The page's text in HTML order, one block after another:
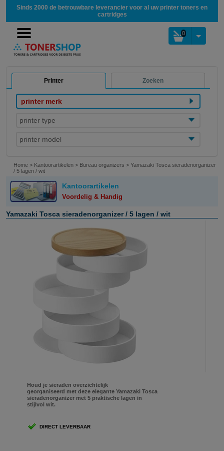
Sinds 2000 de betrouwbare leverancier voor al uw printer toners en
cartridges
0
Printer Zoeken
printer merk
printer type
printer model
Home > Kantoorartikelen > Bureau organizers > Yamazaki Tosca sieradenorganizer
/ 5 lagen / wit
Kantoorartikelen
Voordelig & Handig
Yamazaki Tosca sieradenorganizer / 5 lagen / wit
Houd je sieraden overzichtelijk
georganiseerd met deze elegante Yamazaki Tosca
sieradenorganizer met 5 praktische lagen in
stijlvol wit.
DIRECT LEVERBAAR